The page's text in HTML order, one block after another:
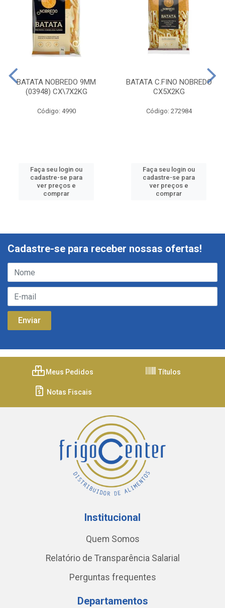
BATATA NOBREDO 9MM
(03948) CX\7X2KG
Código: 4990
Faça seu login ou
cadastre-se para
ver preços e
comprar
BATATA C.FINO NOBREDO
CX5X2KG
Código: 272984
Faça seu login ou
cadastre-se para
ver preços e
comprar
Cadastre-se para receber nossas ofertas!
Meus Pedidos Títulos
Notas Fiscais
Institucional
Quem Somos
Relatório de Transparência Salarial
Perguntas frequentes
Departamentos